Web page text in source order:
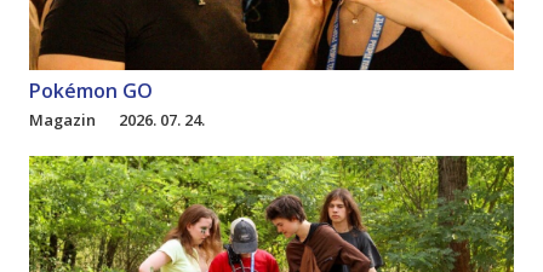
Pokémon GO
Magazin 2026. 07. 24.